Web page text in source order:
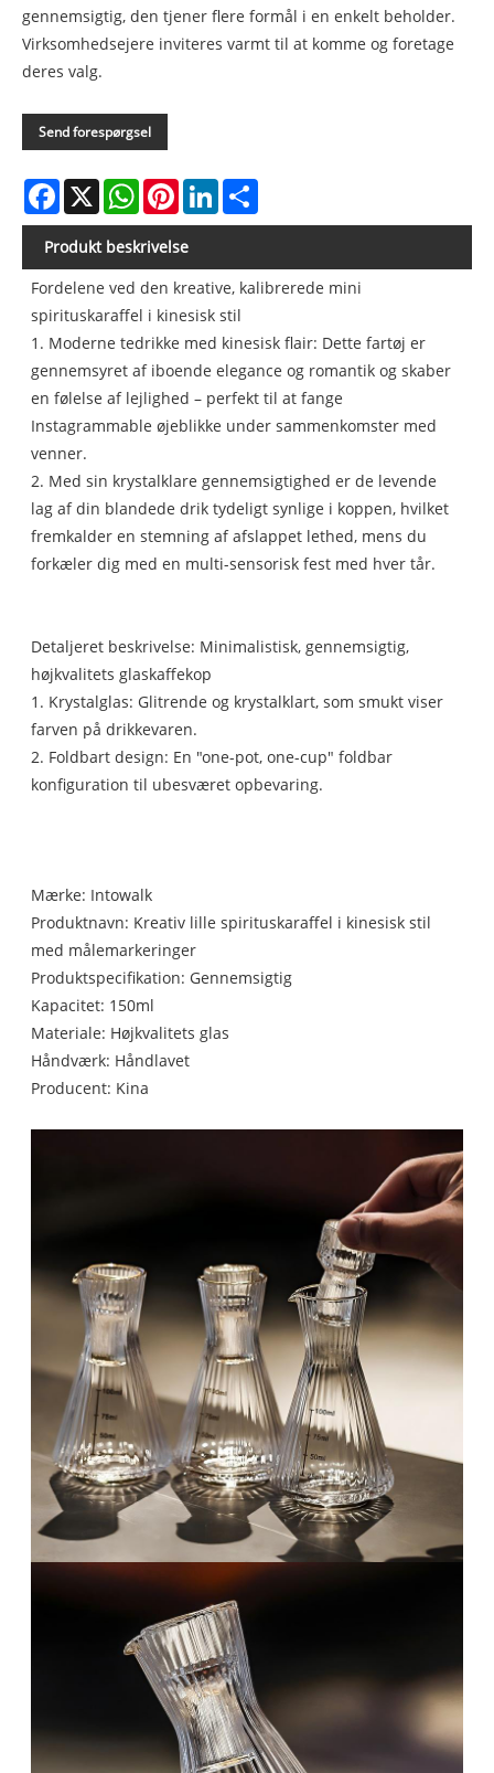
gennemsigtig, den tjener flere formål i en enkelt beholder.
Virksomhedsejere inviteres varmt til at komme og foretage
deres valg.
Send forespørgsel
Facebook
X WhatsAppPinterestLinkedIn
Produkt beskrivelse
Fordelene ved den kreative, kalibrerede mini
spirituskaraffel i kinesisk stil
1. Moderne tedrikke med kinesisk flair: Dette fartøj er
gennemsyret af iboende elegance og romantik og skaber
en følelse af lejlighed – perfekt til at fange
Instagrammable øjeblikke under sammenkomster med
venner.
2. Med sin krystalklare gennemsigtighed er de levende
lag af din blandede drik tydeligt synlige i koppen, hvilket
fremkalder en stemning af afslappet lethed, mens du
forkæler dig med en multi-sensorisk fest med hver tår.
Detaljeret beskrivelse: Minimalistisk, gennemsigtig,
højkvalitets glaskaffekop
1. Krystalglas: Glitrende og krystalklart, som smukt viser
farven på drikkevaren.
2. Foldbart design: En "one-pot, one-cup" foldbar
konfiguration til ubesværet opbevaring.
Mærke: Intowalk
Produktnavn: Kreativ lille spirituskaraffel i kinesisk stil
med målemarkeringer
Produktspecifikation: Gennemsigtig
Kapacitet: 150ml
Materiale: Højkvalitets glas
Håndværk: Håndlavet
Producent: Kina